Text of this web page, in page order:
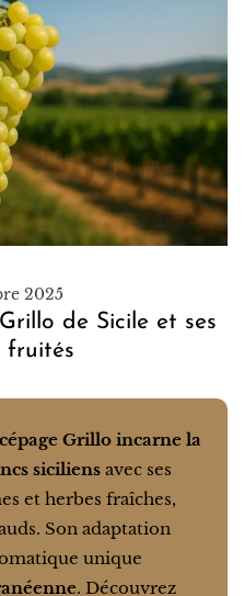
2025
de Sicile et ses
fruités
Grillo incarne la
siciliens avec ses
et herbes fraîches,
Son adaptation
unique
. Découvrez